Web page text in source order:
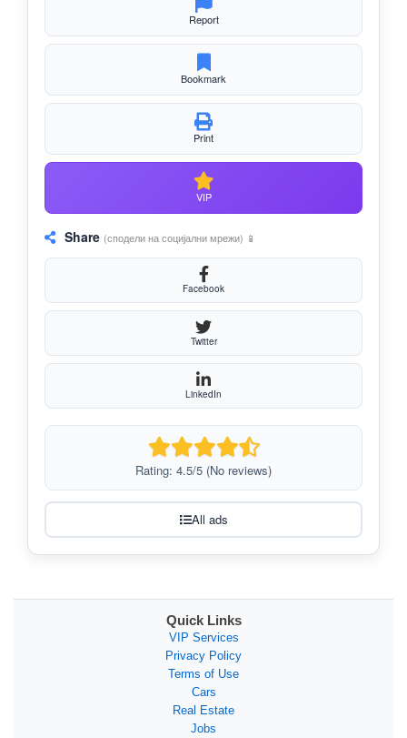
Report
Bookmark
Print
VIP
Share (сподели на социјални мрежи) 📱
Facebook
Twitter
LinkedIn
Rating: 4.5/5 (No reviews)
All ads
Quick Links
VIP Services
Privacy Policy
Terms of Use
Cars
Real Estate
Jobs